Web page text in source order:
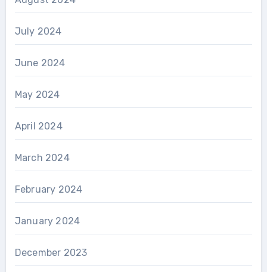
July 2024
June 2024
May 2024
April 2024
March 2024
February 2024
January 2024
December 2023